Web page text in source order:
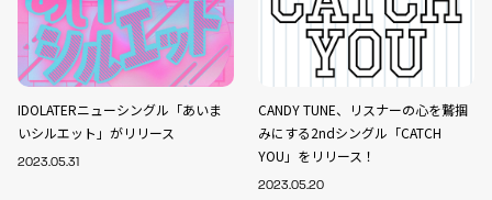
IDOLATERニューシングル「あいま
いシルエット」がリリース
2023.05.31
CANDY TUNE、リスナーの心を鷲掴
みにする2ndシングル「CATCH
YOU」をリリース！
2023.05.20